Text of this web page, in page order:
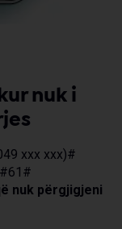
nuk i
xxx xxx)#
nuk përgjigjeni